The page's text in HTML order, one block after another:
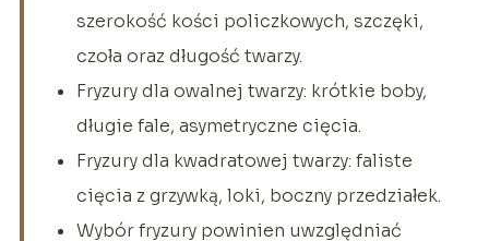
szerokość kości policzkowych, szczęki,
czoła oraz długość twarzy.
Fryzury dla owalnej twarzy: krótkie boby,
długie fale, asymetryczne cięcia.
Fryzury dla kwadratowej twarzy: faliste
cięcia z grzywką, loki, boczny przedziałek.
Wybór fryzury powinien uwzględniać